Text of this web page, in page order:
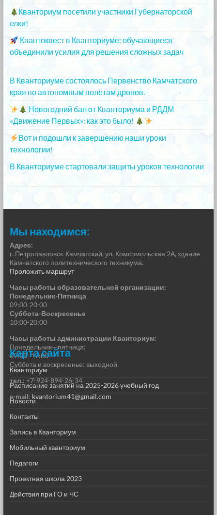
Кванториум посетили участники Губернаторской
елки!
Квантоквест в Кванториуме: обучающиеся
объединили усилия для решения сложных задач
В Кванториуме состоялось Первенство Камчатского
края по автономным полётам дронов.
Новогодний бал от Кванториума и РДДМ
«Движение Первых»: как это было!
Вот и подошли к завершению наши уроки
технологии!
В Кванториуме стартовали защиты уроков технологии
Мы находимся:
Адрес:
г. Петропавловск-Камчатский, ул. Комсомольская 2А, здание
Камчатского политехнического техникума.
Проложить маршрут
Часы работы образовательной организации:
Понедельник-Пятница
09:00-20:00
Суббота-Воскресенье
10:00-20:00
Часы работы администрации Кванториум:
Понедельник—пятница:
09:00–17:00
Суббота и воскресенье: выходной
тел.: +7-924-894-26-34
e-mail: kvantorium41@gmail.com
Карта сайта
Кванториум
Расписание занятий на 2025-2026 учебный год
Новости
Контакты
Запись в Кванториум
Мобильный кванториум
Педагоги
Проектная школа 2023
Действия при ГО и ЧС